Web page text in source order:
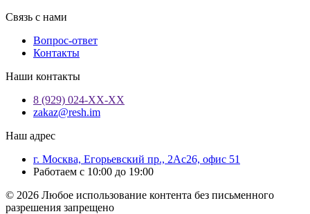
Связь с нами
Вопрос-ответ
Контакты
Наши контакты
8 (929) 024-ХХ-ХХ
zakaz@resh.im
Наш адрес
г. Москва, Егорьевский пр., 2Ас26, офис 51
Работаем с 10:00 до 19:00
© 2026 Любое использование контента без письменного
разрешения запрещено